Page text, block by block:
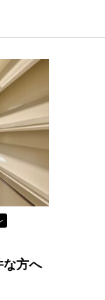
な方へ